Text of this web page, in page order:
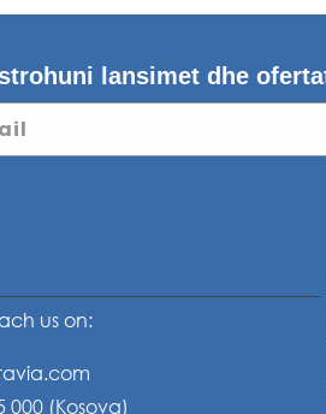
lansimet dhe
us on:
000 (Kosova)